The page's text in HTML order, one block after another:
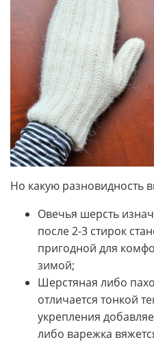
Но какую разновидность
Овечья шерсть
после 2-3 стирок
пригодной для
зимой;
Шерстяная либо
отличается тонкой
укрепления
либо варежка